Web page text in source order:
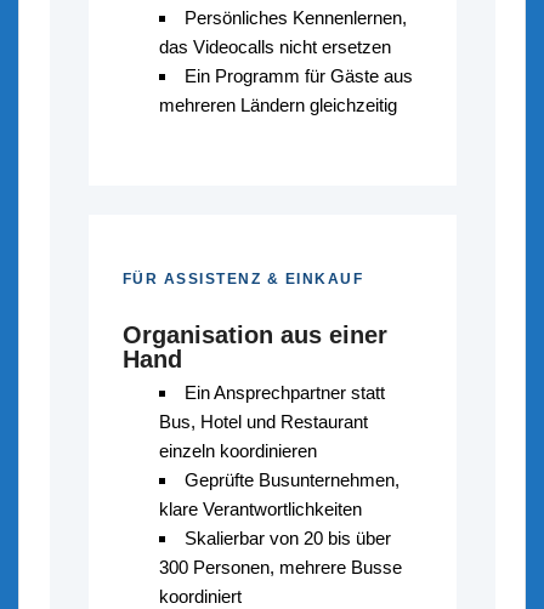
Persönliches Kennenlernen,
das Videocalls nicht ersetzen
Ein Programm für Gäste aus
mehreren Ländern gleichzeitig
FÜR ASSISTENZ & EINKAUF
Organisation aus einer
Hand
Ein Ansprechpartner statt
Bus, Hotel und Restaurant
einzeln koordinieren
Geprüfte Busunternehmen,
klare Verantwortlichkeiten
Skalierbar von 20 bis über
300 Personen, mehrere Busse
koordiniert